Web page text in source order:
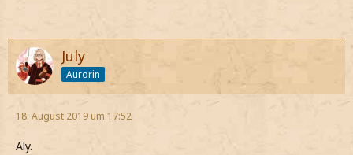
July
Aurorin
18. August 2019 um 17:52
Aly.